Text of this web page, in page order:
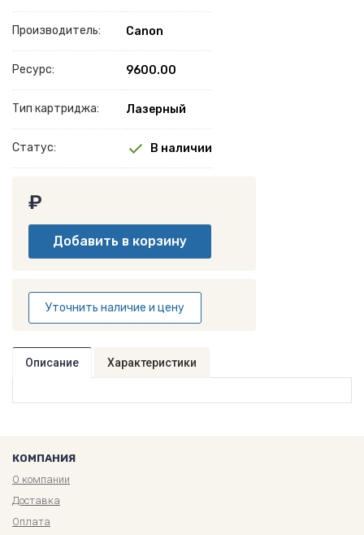
Производитель: Canon
Ресурс: 9600.00
Тип картриджа: Лазерный
Статус: В наличии
₽
Уточнить наличие и цену
Описание Характеристики
КОМПАНИЯ
О компании
Доставка
Оплата